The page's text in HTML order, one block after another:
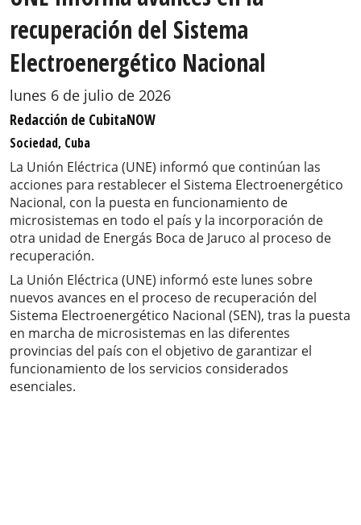
recuperación del Sistema
Electroenergético Nacional
lunes 6 de julio de 2026
Redacción de CubitaNOW
Sociedad, Cuba
La Unión Eléctrica (UNE) informó que continúan las
acciones para restablecer el Sistema Electroenergético
Nacional, con la puesta en funcionamiento de
microsistemas en todo el país y la incorporación de
otra unidad de Energás Boca de Jaruco al proceso de
recuperación.
La Unión Eléctrica (UNE) informó este lunes sobre
nuevos avances en el proceso de recuperación del
Sistema Electroenergético Nacional (SEN), tras la puesta
en marcha de microsistemas en las diferentes
provincias del país con el objetivo de garantizar el
funcionamiento de los servicios considerados
esenciales.